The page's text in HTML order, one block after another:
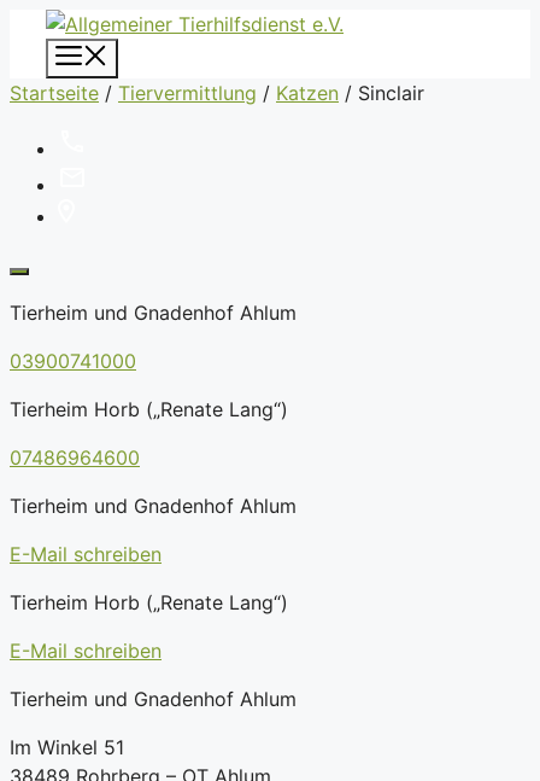
Zum
Inhalt
springen
Startseite / Tiervermittlung / Katzen / Sinclair
Tierheim und Gnadenhof Ahlum
03900741000
Tierheim Horb („Renate Lang“)
07486964600
Tierheim und Gnadenhof Ahlum
E-Mail schreiben
Tierheim Horb („Renate Lang“)
E-Mail schreiben
Tierheim und Gnadenhof Ahlum
Im Winkel 51
38489 Rohrberg – OT Ahlum